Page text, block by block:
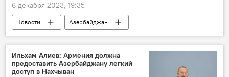
6 декабря 2023, 19:35
Новости
Азербайджан
Ильхам Алиев
Южный Кавказ
США
Госдепартамент США
мирное урегулирование
Ильхам Алиев: Армения должна
предоставить Азербайджану легкий
доступ в Нахчыван